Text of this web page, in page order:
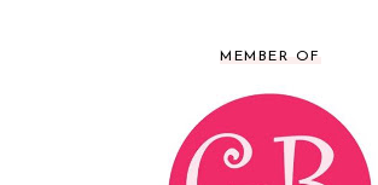
MEMBER OF